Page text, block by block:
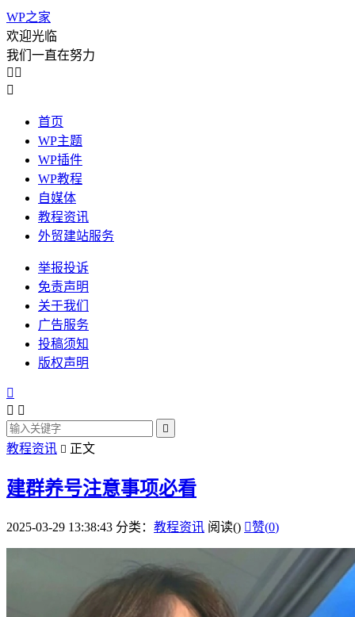
WP之家
欢迎光临
我们一直在努力
 

首页
WP主题
WP插件
WP教程
自媒体
教程资讯
外贸建站服务
举报投诉
免责声明
关于我们
广告服务
投稿须知
版权声明

 

教程资讯  正文
建群养号注意事项必看
2025-03-29 13:38:43 分类： 教程资讯 阅读() 赞(0)